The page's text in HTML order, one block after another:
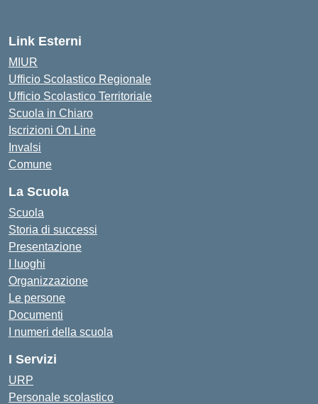
Link Esterni
MIUR
Ufficio Scolastico Regionale
Ufficio Scolastico Territoriale
Scuola in Chiaro
Iscrizioni On Line
Invalsi
Comune
La Scuola
Scuola
Storia di successi
Presentazione
I luoghi
Organizzazione
Le persone
Documenti
I numeri della scuola
I Servizi
URP
Personale scolastico